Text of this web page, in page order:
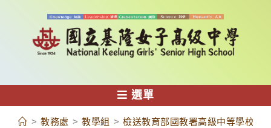
容
選單
> 教務處 > 教學組 > 檢送教育部國教署高級中等學校美